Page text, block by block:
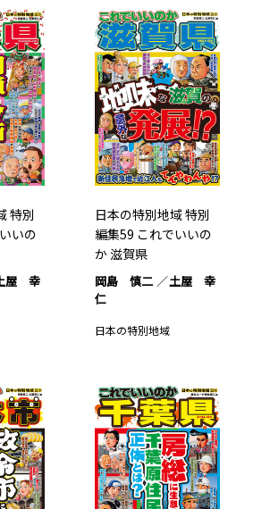
特別
いの
屋 幸
日本の特別地域 特別
編集59 これでいいの
か 滋賀県
岡島 慎二
土屋 幸
仁
日本の特別地域